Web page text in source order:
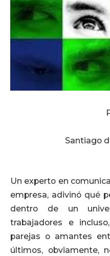
Santiago
Un experto en
empresa, adivinó qué
dentro de un
trabajadores e
parejas o amantes
últimos, obviamente,